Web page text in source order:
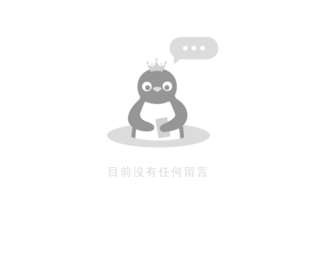
按下註冊即代表你同意我們的 使用者條款
目前沒有任何留言